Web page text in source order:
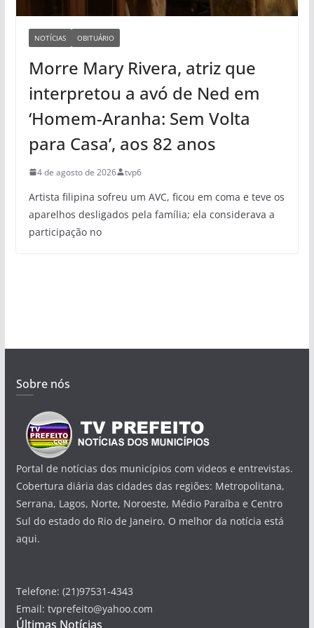
NOTÍCIAS OBITUÁRIO
Morre Mary Rivera, atriz que
interpretou a avó de Ned em
‘Homem-Aranha: Sem Volta
para Casa’, aos 82 anos
4 de agosto de 2026 tvp6
Artista filipina sofreu um AVC, ficou em coma e teve os
aparelhos desligados pela família; ela considerava a
participação no
Sobre nós
Portal de notícias dos municípios com videos e entrevistas.
Cobertura diária das cidades das regiões: Metropolitana,
Serrana, Lagos, Norte, Noroeste, Médio Paraíba e Centro
Sul do estado do Rio de Janeiro. O melhor da notícia está
aqui.
Telefone: (21)97531-4343
Email: tvprefeito@yahoo.com
Últimas Notícias